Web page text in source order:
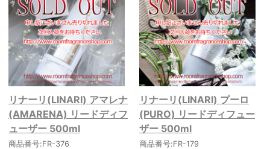
リナーリ(LINARI) アマレナ
(AMARENA) リードディフ
ューザー 500ml
商品番号:FR-376
リナーリ(LINARI) プーロ
(PURO) リードディフュー
ザー 500ml
商品番号:FR-179